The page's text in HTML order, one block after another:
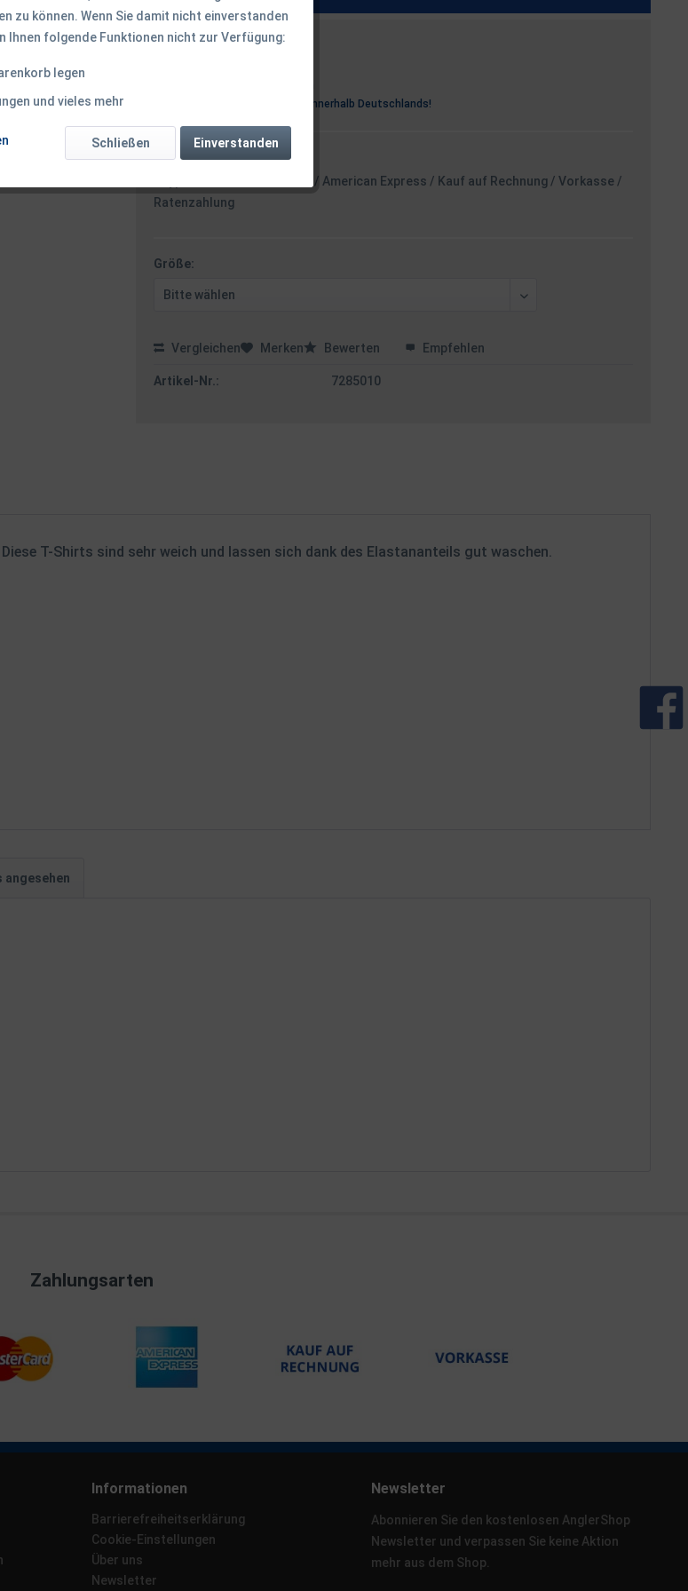
24,50 € *
innerhalb Deutschlands!
Zahlungsarten
Paypal / VISA / Mastercard / American Express / Kauf auf Rechnung / Vorkasse /
Ratenzahlung
Größe:
Vergleichen Merken Bewerten Empfehlen
Artikel-Nr.: 7285010
T-Shirts sind sehr weich und lassen sich dank des Elastananteils gut waschen.
angesehen
Zahlungsarten
Informationen
Barrierefreiheitserklärung
Cookie-Einstellungen
Über uns
Newsletter
Newsletter
Abonnieren Sie den kostenlosen AnglerShop
Newsletter und verpassen Sie keine Aktion
mehr aus dem Shop.
zu können. Wenn Sie damit nicht einverstanden
Ihnen folgende Funktionen nicht zur Verfügung:
legen
und vieles mehr
Einverstanden
Schließen